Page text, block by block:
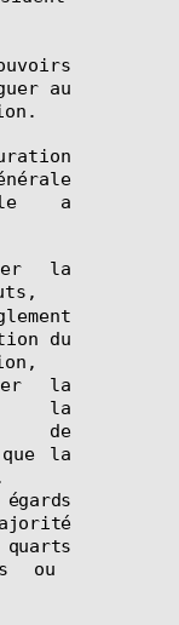
au
a
la
du
la
la
de
la
ou